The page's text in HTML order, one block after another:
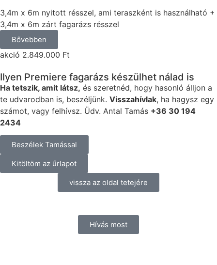
3,4m x 6m nyitott résszel, ami teraszként is használható +
3,4m x 6m zárt fagarázs résszel
Bővebben
akció 2.849.000 Ft
Ilyen Premiere fagarázs készülhet nálad is
Ha tetszik, amit látsz, és szeretnéd, hogy hasonló álljon a
te udvarodban is, beszéljünk. Visszahívlak, ha hagysz egy
számot, vagy felhívsz. Üdv. Antal Tamás +36 30 194
2434
Beszélek Tamással
Kitöltöm az űrlapot
vissza az oldal tetejére
Hívás most